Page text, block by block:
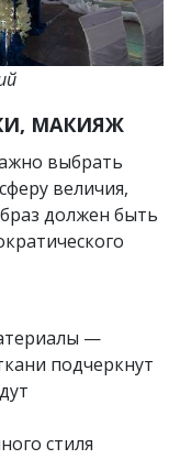
МАКИЯЖ
выбрать
величия,
должен быть
—
подчеркнут
стиля